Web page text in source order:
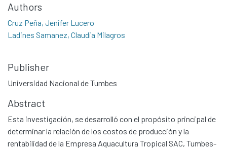
Authors
Cruz Peña, Jenifer Lucero
Ladines Samanez, Claudia Milagros
Publisher
Universidad Nacional de Tumbes
Abstract
Esta investigación, se desarrolló con el propósito principal de
determinar la relación de los costos de producción y la
rentabilidad de la Empresa Aquacultura Tropical SAC, Tumbes-